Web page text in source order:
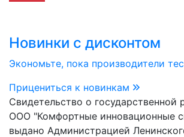
Новинки с дисконтом
Экономьте, пока производители
Прицениться к новинкам
Свидетельство о государственной
ООО "Комфортные инновационные
выдано Администрацией